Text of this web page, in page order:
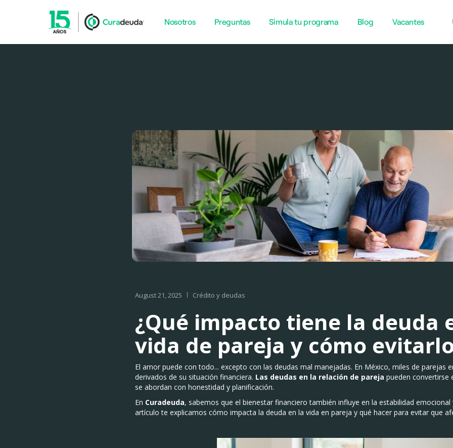
Nosotros Preguntas Simula tu programa Blog Vacantes
August 21, 2025 Crédito y deudas
¿Qué impacto tiene la deuda
vida de pareja y cómo
El amor puede con todo... excepto con las deudas mal manejadas. En México, miles de parejas
derivados de su situación financiera. Las deudas en la relación de pareja pueden convertirse
se abordan con honestidad y planificación.
En Curadeuda, sabemos que el bienestar financiero también influye en la estabilidad
artículo te explicamos cómo impacta la deuda en la vida en pareja y qué hacer para evitar que